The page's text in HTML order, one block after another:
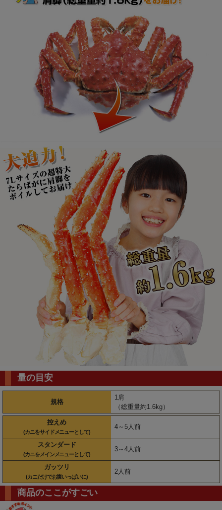
量の目安
規格
1肩
（総重量約1.6kg）
控えめ
(カニをサイドメニューとして)
4～5人前
スタンダード
(カニをメインメニューとして)
3～4人前
ガッツリ
(カニだけでお腹いっぱいに)
2人前
商品のここがすごい